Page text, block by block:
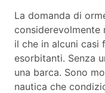
La domanda di
considerevolmente
il che in alcuni casi
esorbitanti. Senza
una barca. Sono
nautica che